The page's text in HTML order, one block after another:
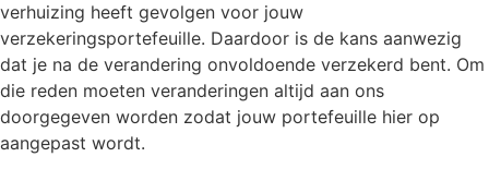
verhuizing heeft gevolgen voor jouw
verzekeringsportefeuille. Daardoor is de kans aanwezig
dat je na de verandering onvoldoende verzekerd bent. Om
die reden moeten veranderingen altijd aan ons
doorgegeven worden zodat jouw portefeuille hier op
aangepast wordt.